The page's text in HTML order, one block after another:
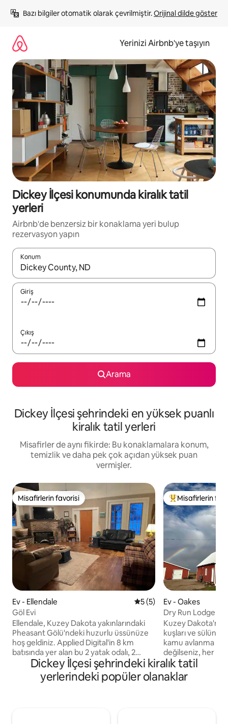
atla
Bazı bilgiler otomatik olarak çevrilmiştir. Orijinal dilde göster
Yerinizi Airbnb'ye taşıyın
Dickey İlçesi konumunda kiralık tatil
yerleri
Airbnb'de benzersiz bir konaklama yeri bulup
rezervasyon yapın
Konum
Sonuçlar kullanılabilir olduğunda yukarı ve aşağı oklarıyla
Giriş
Çıkış
Arama
Dickey İlçesi şehrindeki en yüksek puanlı
kiralık tatil yerleri
Misafirler de aynı fikirde: Bu konaklamalara konum,
temizlik ve daha pek çok açıdan yüksek puan
vermişler.
Misafirlerin favorisi
Misafirlerin favorisi
Ev - Ellendale 5 üzerinden ortalama 5
5 (5)
Göl Evi
Ellendale, Kuzey Dakota yakınlarındaki
Pheasant Gölü'ndeki huzurlu üssünüze
hoş geldiniz. Applied Digital'in 8 km
batısında yer alan bu 2 yatak odalı, 2
banyolu göl kenarındaki özel ev, geniş bir
arazide, ferah manzaralar ve nefes
alacak alan sunuyor; daha uzun
Misafirlerin
Misafirlerin
Ev - Oakes
Dry Run Lodge
Kuzey
kuşları ve
kamu avlanma
değilseniz, her
ve aile
var! - 20 kişilik. -
yapmak için
Dickey İlçesi şehrindeki kiralık tatil
yerlerindeki popüler olanaklar